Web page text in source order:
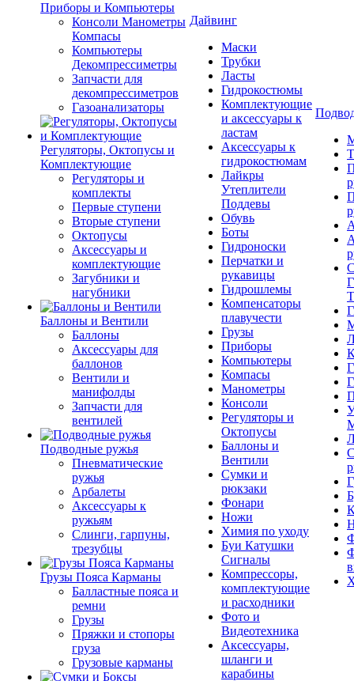
Приборы и Компьютеры
Консоли Манометры
Компасы
Компьютеры
Декомпрессиметры
Запчасти для
декомпрессиметров
Газоанализаторы
Регуляторы, Октопусы и
Комплектующие
Регуляторы и
комплекты
Первые ступени
Вторые ступени
Октопусы
Аксессуары и
комплектующие
Загубники и
нагубники
Баллоны и Вентили
Баллоны
Аксессуары для
баллонов
Вентили и
манифолды
Запчасти для
вентилей
Подводные ружья
Пневматические
ружья
Арбалеты
Аксессуары к
ружьям
Слинги, гарпуны,
трезубцы
Грузы Пояса Карманы
Балластные пояса и
ремни
Грузы
Пряжки и стопоры
груза
Грузовые карманы
Дайвинг
Маски
Трубки
Ласты
Гидрокостюмы
Комплектующие
и аксессуары к
ластам
Аксессуары к
гидрокостюмам
Лайкры
Утеплители
Поддевы
Обувь
Боты
Гидроноски
Перчатки и
рукавицы
Гидрошлемы
Компенсаторы
плавучести
Грузы
Приборы
Компьютеры
Компасы
Манометры
Консоли
Регуляторы и
Октопусы
Баллоны и
Вентили
Сумки и
рюкзаки
Фонари
Ножи
Химия по уходу
Буи Катушки
Сигналы
Компрессоры,
комплектующие
и расходники
Фото и
Видеотехника
Аксессуары,
шланги и
карабины